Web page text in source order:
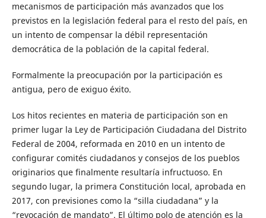
mecanismos de participación más avanzados que los
previstos en la legislación federal para el resto del país, en
un intento de compensar la débil representación
democrática de la población de la capital federal.
Formalmente la preocupación por la participación es
antigua, pero de exiguo éxito.
Los hitos recientes en materia de participación son en
primer lugar la Ley de Participación Ciudadana del Distrito
Federal de 2004, reformada en 2010 en un intento de
configurar comités ciudadanos y consejos de los pueblos
originarios que finalmente resultaría infructuoso. En
segundo lugar, la primera Constitución local, aprobada en
2017, con previsiones como la “silla ciudadana” y la
“revocación de mandato”. El último polo de atención es la